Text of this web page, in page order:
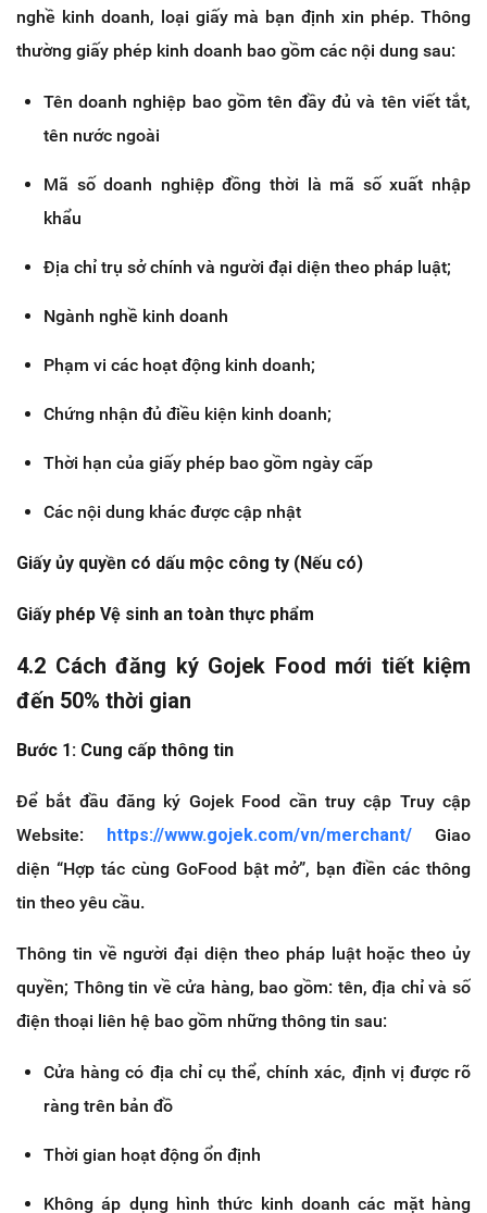
nghề kinh doanh, loại giấy mà bạn định xin phép. Thông
thường giấy phép kinh doanh bao gồm các nội dung sau:
Tên doanh nghiệp bao gồm tên đầy đủ và tên viết tắt,
tên nước ngoài
Mã số doanh nghiệp đồng thời là mã số xuất nhập
khẩu
Địa chỉ trụ sở chính và người đại diện theo pháp luật;
Ngành nghề kinh doanh
Phạm vi các hoạt động kinh doanh;
Chứng nhận đủ điều kiện kinh doanh;
Thời hạn của giấy phép bao gồm ngày cấp
Các nội dung khác được cập nhật
Giấy ủy quyền có dấu mộc công ty (Nếu có)
Giấy phép Vệ sinh an toàn thực phẩm
4.2 Cách đăng ký Gojek Food mới tiết kiệm
đến 50% thời gian
Bước 1: Cung cấp thông tin
Để bắt đầu đăng ký Gojek Food cần truy cập Truy cập
Website:
https://www.gojek.com/vn/merchant/
Giao
diện “Hợp tác cùng GoFood bật mở”, bạn điền các thông
tin theo yêu cầu.
Thông tin về người đại diện theo pháp luật hoặc theo ủy
quyền; Thông tin về cửa hàng, bao gồm: tên, địa chỉ và số
điện thoại liên hệ bao gồm những thông tin sau:
Cửa hàng có địa chỉ cụ thể, chính xác, định vị được rõ
ràng trên bản đồ
Thời gian hoạt động ổn định
Không áp dụng hình thức kinh doanh các mặt hàng